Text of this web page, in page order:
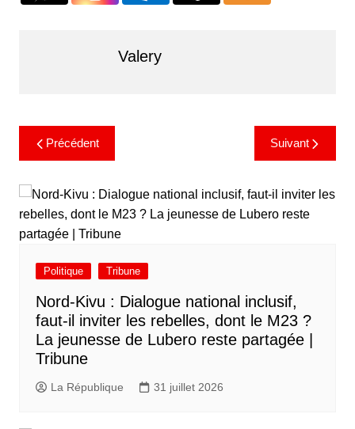
Valery
Précédent Suivant
Politique Tribune
Nord-Kivu : Dialogue national inclusif,
faut-il inviter les rebelles, dont le M23 ?
La jeunesse de Lubero reste partagée |
Tribune
La République 31 juillet 2026